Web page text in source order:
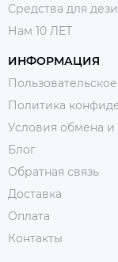
Средства для
Нам 10 ЛЕТ
ИНФОРМАЦИЯ
Политика
Условия обмена и
Блог
Обратная связь
Доставка
Оплата
Контакты